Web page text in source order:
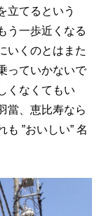
立てるという
う一歩近くなる
いくのとはまた
っていかないで
くなくてもい
當、恵比寿なら
”おいしい” 名